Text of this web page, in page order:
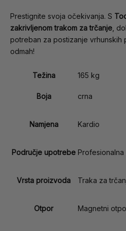
Prestignite svoja očekivanja. S
zakrivljenom trakom za trčanje ,
potreban za postizanje vrhunskih
odmah!
Težina 165 kg
Boja crna
Namjena Kardio
Područje upotrebe
Vrsta proizvoda Traka za
Otpor Magnetni